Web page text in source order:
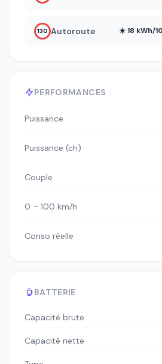
PERFORMANCES
Puissance
Puissance (ch)
Couple
0 – 100 km/h
Conso réelle
BATTERIE
Capacité brute
Capacité nette
130 Autoroute ☀️ 18 kWh/